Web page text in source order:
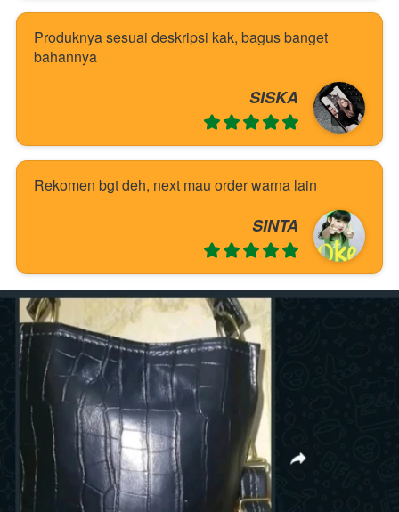
Produknya sesuai deskripsi kak, bagus banget
bahannya
SISKA
Rekomen bgt deh, next mau order warna lain
SINTA